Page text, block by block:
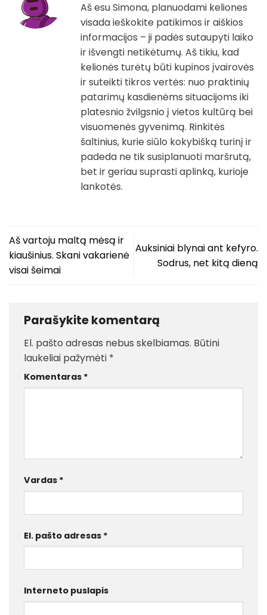
Aš esu Simona, planuodami keliones
visada ieškokite patikimos ir aiškios
informacijos – ji padės sutaupyti laiko
ir išvengti netikėtumų. Aš tikiu, kad
kelionės turėtų būti kupinos įvairovės
ir suteikti tikros vertės: nuo praktinių
patarimų kasdienėms situacijoms iki
platesnio žvilgsnio į vietos kultūrą bei
visuomenės gyvenimą. Rinkitės
šaltinius, kurie siūlo kokybišką turinį ir
padeda ne tik susiplanuoti maršrutą,
bet ir geriau suprasti aplinką, kurioje
lankotės.
Aš vartoju maltą mėsą ir
kiaušinius. Skani vakarienė
visai šeimai
Auksiniai blynai ant kefyro.
Sodrus, net kitą dieną
Parašykite komentarą
El. pašto adresas nebus skelbiamas. Būtini
laukeliai pažymėti *
Komentaras *
Vardas *
El. pašto adresas *
Interneto puslapis